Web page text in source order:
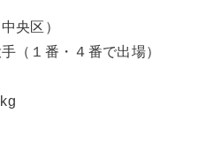
央区）
（１番・４番で出場）